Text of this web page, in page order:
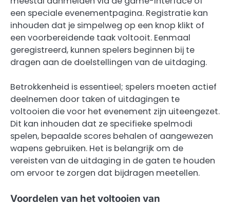
een speciale evenementpagina. Registratie kan
inhouden dat je simpelweg op een knop klikt of
een voorbereidende taak voltooit. Eenmaal
geregistreerd, kunnen spelers beginnen bij te
dragen aan de doelstellingen van de uitdaging.
Betrokkenheid is essentieel; spelers moeten actief
deelnemen door taken of uitdagingen te
voltooien die voor het evenement zijn uiteengezet.
Dit kan inhouden dat ze specifieke spelmodi
spelen, bepaalde scores behalen of aangewezen
wapens gebruiken. Het is belangrijk om de
vereisten van de uitdaging in de gaten te houden
om ervoor te zorgen dat bijdragen meetellen.
Voordelen van het voltooien van